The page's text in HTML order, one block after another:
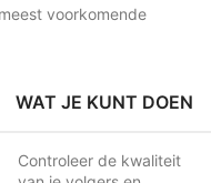
voorkomende
WAT JE KUNT DOEN
Controleer de kwaliteit